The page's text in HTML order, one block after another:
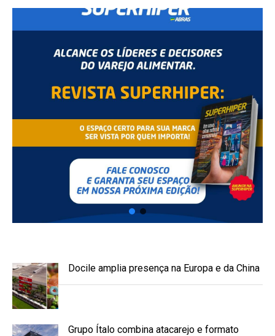
Docile amplia presença na Europa e da China
Grupo Ítalo combina atacarejo e formato